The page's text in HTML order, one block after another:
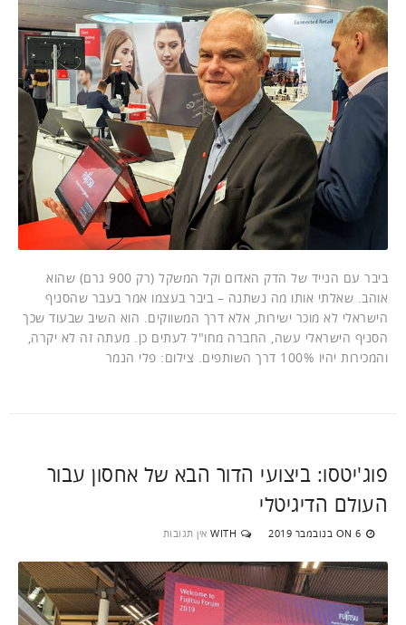
ביבר עם הנייד של הדק האדום וקל המשקל (רק 900 גרם) שהוא
אוהב. שאלתי אותו מה נשתנה – ביבר בעצמו אמר בעבר שהסניף
הישראלי לא מוכר ישירות, אלא דרך המשווקים. הוא השיב שבעוד שכך
הסניף הישראלי עשה, החברה מחו"ל לעתים כן. מעתה זה לא יקרה,
והמכירות יהיו 100% דרך השותפים. צילום: פלי הנמר
פוג'יטסו: ביצועי הדור הבא של אחסון עבור
העולם הדיגיטלי
ON 6 בנובמבר 2019 WITH אין תגובות